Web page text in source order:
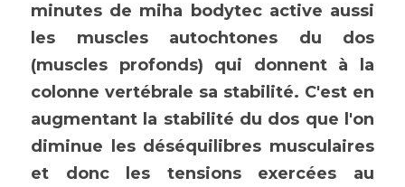
minutes de miha bodytec active aussi
les muscles autochtones du dos
(muscles profonds) qui donnent à la
colonne vertébrale sa stabilité. C'est en
augmentant la stabilité du dos que l'on
diminue les déséquilibres musculaires
et donc les tensions exercées au